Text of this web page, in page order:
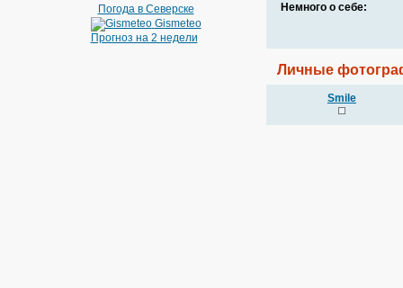
Погода в Северске
Gismeteo
Прогноз на 2 недели
Немного о себе:
Личные
Smile